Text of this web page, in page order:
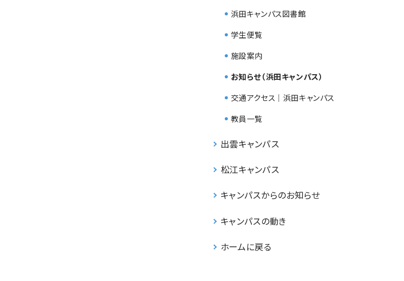
浜田キャンパス図書館
学生便覧
施設案内
お知らせ（浜田キャンパス）
交通アクセス｜浜田キャンパス
教員一覧
出雲キャンパス
松江キャンパス
キャンパスからのお知らせ
キャンパスの動き
ホームに戻る